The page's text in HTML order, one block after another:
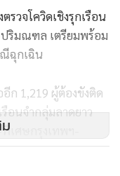
ะหยุดเชื้อในเรือนจำ
ญวีรกูล
งหวังว่าทางนายอนุทิน
ารณ์ที่ จ.เชียงใหม่ ได้
ยมีการร่วมมือกับส่วน
แจกแจงให้ชัด เราไม่
ถูกต้องได้ต้องมีคน
ได้” นายสมศักดิ์
รวจโควิดเชิงรุกเรือน
ปริมณฑล เตรียมพร้อม
ฉุกเฉิน
ก 1,219 ผู้ต้องขังติด
รือนจำกลุ่มลาดยาว
เศษกรุงเทพฯ-